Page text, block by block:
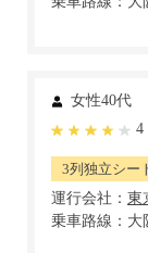
女性40代
4
3列独立シー
運行会社：
乗車路線：